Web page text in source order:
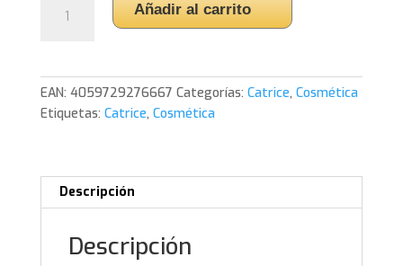
Perfilador
CATRICE
cantidad
Añadir al carrito
EAN: 4059729276667 Categorías: Catrice, Cosmética
Etiquetas: Catrice, Cosmética
Descripción
Descripción